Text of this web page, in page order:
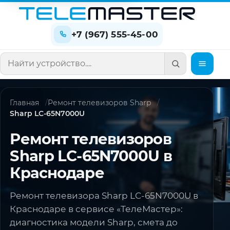
+7 (967) 555-45-00
Поиск по сайту
Главная
Ремонт телевизоров Sharp
Sharp LC-65N7000U
Ремонт телевизоров
Sharp LC-65N7000U в
Краснодаре
Ремонт телевизора Sharp LC-65N7000U в
Краснодаре в сервисе «ТелеМастер»:
диагностика модели Sharp, смета до